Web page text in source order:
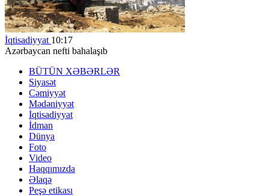
İqtisadiyyat 10:17
Azərbaycan nefti bahalaşıb
BÜTÜN XƏBƏRLƏR
Siyasət
Cəmiyyət
Mədəniyyət
İqtisadiyyat
İdman
Dünya
Foto
Video
Haqqımızda
Əlaqə
Peşə etikası